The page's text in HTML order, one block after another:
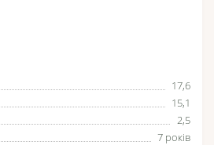
17,6
15,1
2,5
7 років